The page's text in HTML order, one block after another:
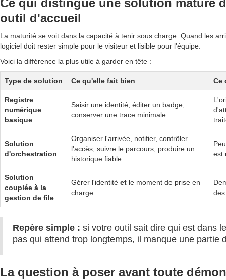
Ce qui distingue une solution mature
outil d'accueil
La maturité se voit dans la capacité à tenir sous charge. Quand les
logiciel doit rester simple pour le visiteur et lisible pour l'équipe.
Voici la différence la plus utile à garder en tête :
Type de solution Ce qu'elle fait bien Ce
Registre
numérique
basique
Saisir une identité, éditer un badge,
conserver une trace minimale
Solution
d'orchestration
Organiser l'arrivée, notifier, contrôler
l'accès, suivre le parcours, produire un
historique fiable
est
Solution
couplée à la
gestion de file
Gérer l'identité et le moment de prise en
charge
Repère simple : si votre outil sait dire qui est dans
pas qui attend trop longtemps, il manque une partie
La question à poser avant toute